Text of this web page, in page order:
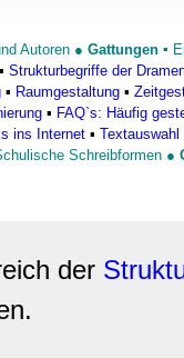
Analysen weiter.
die Sie ihnen
haben.
Autoren ● Gattungen ▪
▪ Strukturbegriffe der
▪ Raumgestaltung ▪
▪ FAQ`s: Häufig
ins Internet ▪ Textauswahl
Schreibformen ●
der